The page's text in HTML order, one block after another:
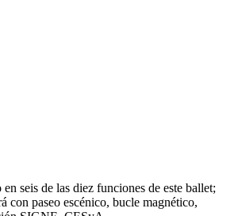
seis de las diez funciones de este ballet;
con paseo escénico, bucle magnético,